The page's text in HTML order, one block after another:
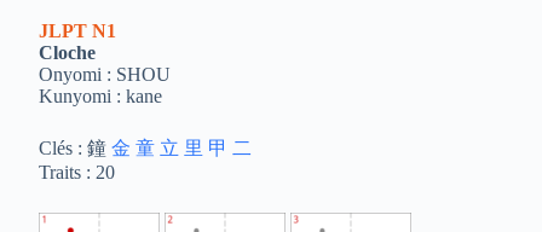
JLPT N1
Cloche
Onyomi : SHOU
Kunyomi : kane
Clés : 鐘金 童 立 里 甲 二
Traits : 20